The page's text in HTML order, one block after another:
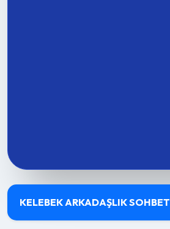
KELEBEK ARKADAŞLIK SOHBET